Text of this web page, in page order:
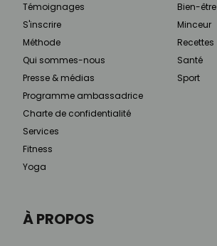
À PROPOS
Témoignages
S'inscrire
Méthode
Qui sommes-nous
Presse & médias
Programme ambassadrice
Charte de confidentialité
Services
Fitness
Yoga
Bien-être
Minceur
Recettes
Santé
Sport